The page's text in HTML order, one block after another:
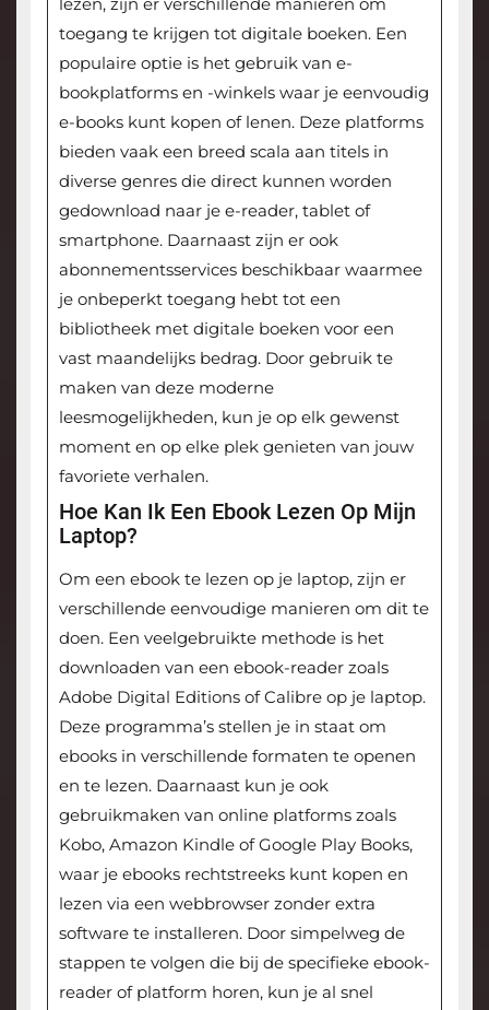
toegang te krijgen tot digitale boeken. Een
populaire optie is het gebruik van e-
bookplatforms en -winkels waar je eenvoudig
e-books kunt kopen of lenen. Deze platforms
bieden vaak een breed scala aan titels in
diverse genres die direct kunnen worden
gedownload naar je e-reader, tablet of
smartphone. Daarnaast zijn er ook
abonnementsservices beschikbaar waarmee
je onbeperkt toegang hebt tot een
bibliotheek met digitale boeken voor een
vast maandelijks bedrag. Door gebruik te
maken van deze moderne
leesmogelijkheden, kun je op elk gewenst
moment en op elke plek genieten van jouw
favoriete verhalen.
Hoe Kan Ik Een Ebook Lezen Op Mijn
Laptop?
Om een ebook te lezen op je laptop, zijn er
verschillende eenvoudige manieren om dit te
doen. Een veelgebruikte methode is het
downloaden van een ebook-reader zoals
Adobe Digital Editions of Calibre op je laptop.
Deze programma’s stellen je in staat om
ebooks in verschillende formaten te openen
en te lezen. Daarnaast kun je ook
gebruikmaken van online platforms zoals
Kobo, Amazon Kindle of Google Play Books,
waar je ebooks rechtstreeks kunt kopen en
lezen via een webbrowser zonder extra
software te installeren. Door simpelweg de
stappen te volgen die bij de specifieke ebook-
reader of platform horen, kun je al snel